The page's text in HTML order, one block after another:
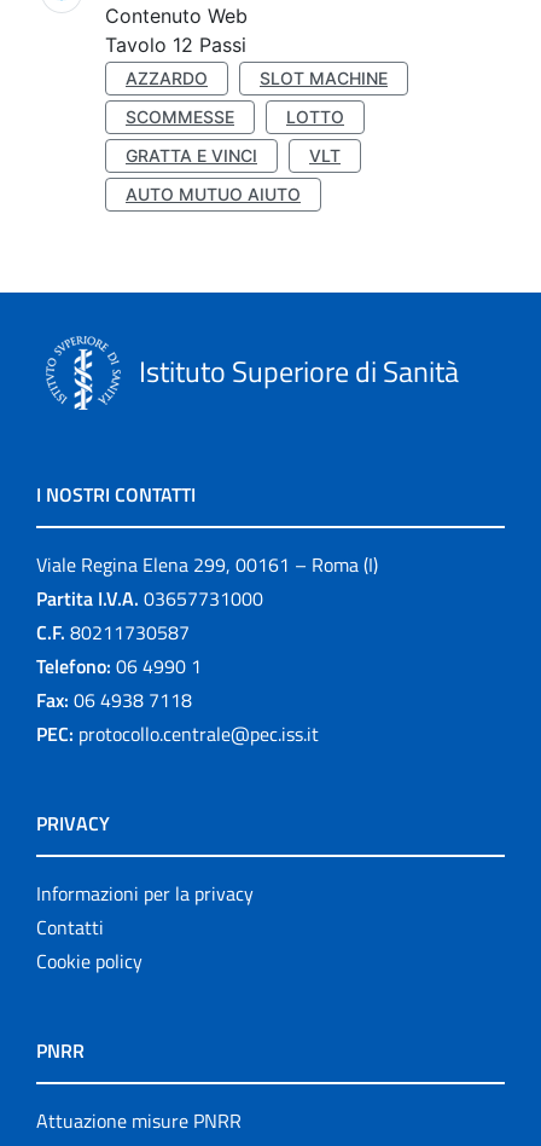
Contenuto Web
Tavolo 12 Passi
AZZARDO
SLOT MACHINE
SCOMMESSE
LOTTO
GRATTA E VINCI
VLT
AUTO MUTUO AIUTO
Istituto Superiore di Sanità
I NOSTRI CONTATTI
Viale Regina Elena 299, 00161 – Roma (I)
Partita I.V.A. 03657731000
C.F. 80211730587
Telefono: 06 4990 1
Fax: 06 4938 7118
PEC: protocollo.centrale@pec.iss.it
PRIVACY
Informazioni per la privacy
Contatti
Cookie policy
PNRR
Attuazione misure PNRR